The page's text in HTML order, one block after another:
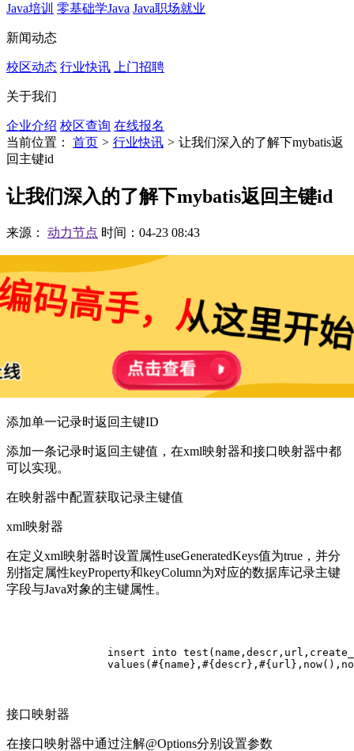
Java培训 零基础学Java Java职场就业
新闻动态
校区动态 行业快讯 上门招聘
关于我们
企业介绍 校区查询 在线报名
当前位置：
首页 > 行业快讯 > 让我们深入的了解下mybatis返
回主键id
让我们深入的了解下mybatis返回主键id
来源： 动力节点 时间：04-23 08:43
添加单一记录时返回主键ID
添加一条记录时返回主键值，在xml映射器和接口映射器中都
可以实现。
在映射器中配置获取记录主键值
xml映射器
在定义xml映射器时设置属性useGeneratedKeys值为true，并分
别指定属性keyProperty和keyColumn为对应的数据库记录主键
字段与Java对象的主键属性。
接口映射器
在接口映射器中通过注解@Options分别设置参数